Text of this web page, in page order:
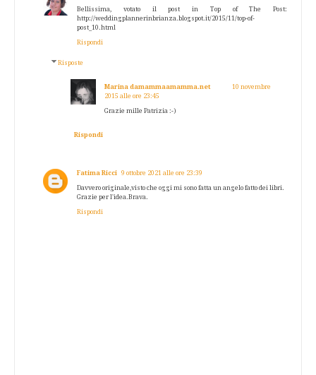
Bellissima, votato il post in Top of The Post:
http://weddingplannerinbrianza.blogspot.it/2015/11/top-of-
post_10.html
Rispondi
Risposte
Marina damammaamamma.net
10 novembre
2015 alle ore 23:45
Grazie mille Patrizia :-)
Rispondi
Fatima Ricci 9 ottobre 2021 alle ore 23:39
Davvero originale,visto che oggi mi sono fatta un angelo fatto dei libri.
Grazie per l'idea.Brava.
Rispondi